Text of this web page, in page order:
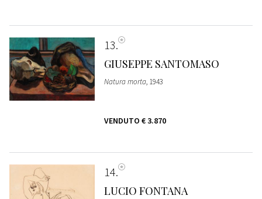
13
GIUSEPPE SANTOMASO
Natura morta, 1943
VENDUTO € 3.870
14
LUCIO FONTANA